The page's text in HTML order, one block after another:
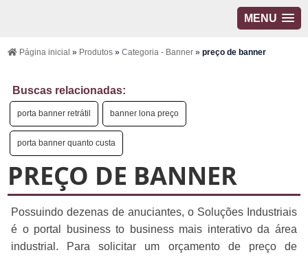
MENU
Página inicial » Produtos»Categoria - Banner»preço de banner
Buscas relacionadas:
porta banner retrátil banner lona preço
porta banner quanto custa
PREÇO DE BANNER
Possuindo dezenas de anuciantes, o Soluções Industriais
é o portal business to business mais interativo da área
industrial. Para solicitar um orçamento de preço de